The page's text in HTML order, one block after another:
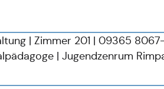
| Zimmer 201 | 09365 8067-
| Jugendzenrum